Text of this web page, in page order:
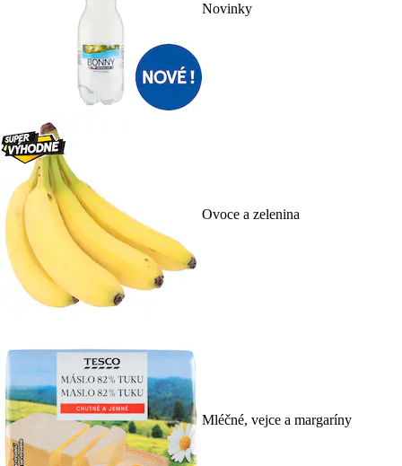
Novinky
Ovoce a zelenina
Mléčné, vejce a margaríny